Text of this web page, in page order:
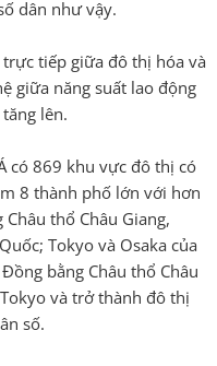
dân như vậy.
tiếp giữa đô thị hóa và
giữa năng suất lao động
lên.
có 869 khu vực đô thị có
8 thành phố lớn với hơn
thổ Châu Giang,
Tokyo và Osaka của
bằng Châu thổ Châu
và trở thành đô thị
số.